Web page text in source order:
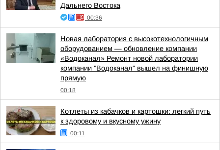
Дальнего Востока
00:36
Новая лаборатория с высокотехнологичным
оборудованием — обновление компании
«Водоканал» Ремонт новой лаборатории
компании "Водоканал" вышел на финишную
прямую
00:18
Котлеты из кабачков и картошки: легкий путь
к здоровому и вкусному ужину
00:11